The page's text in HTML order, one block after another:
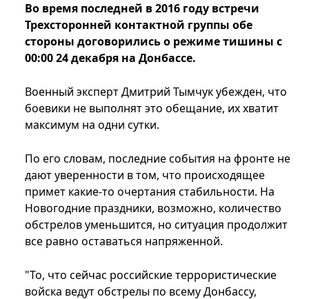
Во время последней в 2016 году встречи
Трехсторонней контактной группы обе
стороны договорились о режиме тишины с
00:00 24 декабря на Донбассе.
Военный эксперт Дмитрий Тымчук убежден, что
боевики не выполнят это обещание, их хватит
максимум на одни сутки.
По его словам, последние события на фронте не
дают уверенности в том, что происходящее
примет какие-то очертания стабильности. На
Новогодние праздники, возможно, количество
обстрелов уменьшится, но ситуация продолжит
все равно оставаться напряженной.
"То, что сейчас российские террористические
войска ведут обстрелы по всему Донбассу,